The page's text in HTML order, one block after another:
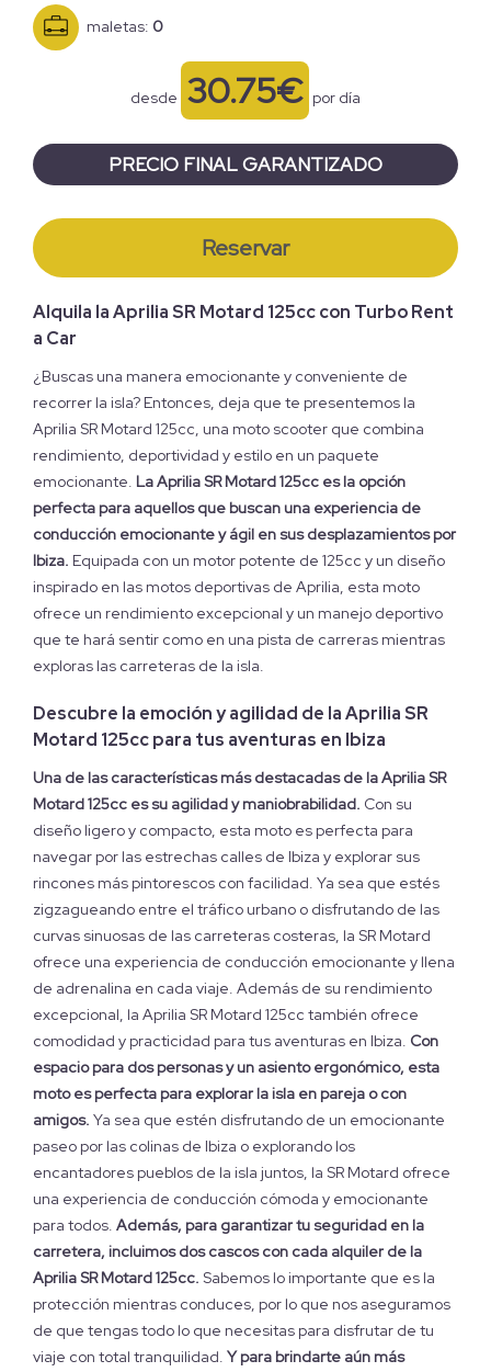
maletas: 0
desde 30.75€ por día
PRECIO FINAL GARANTIZADO
Reservar
Alquila la Aprilia SR Motard 125cc con Turbo Rent
a Car
¿Buscas una manera emocionante y conveniente de
recorrer la isla? Entonces, deja que te presentemos la
Aprilia SR Motard 125cc, una moto scooter que combina
rendimiento, deportividad y estilo en un paquete
emocionante. La Aprilia SR Motard 125cc es la opción
perfecta para aquellos que buscan una experiencia de
conducción emocionante y ágil en sus desplazamientos por
Ibiza. Equipada con un motor potente de 125cc y un diseño
inspirado en las motos deportivas de Aprilia, esta moto
ofrece un rendimiento excepcional y un manejo deportivo
que te hará sentir como en una pista de carreras mientras
exploras las carreteras de la isla.
Descubre la emoción y agilidad de la Aprilia SR
Motard 125cc para tus aventuras en Ibiza
Una de las características más destacadas de la Aprilia SR
Motard 125cc es su agilidad y maniobrabilidad. Con su
diseño ligero y compacto, esta moto es perfecta para
navegar por las estrechas calles de Ibiza y explorar sus
rincones más pintorescos con facilidad. Ya sea que estés
zigzagueando entre el tráfico urbano o disfrutando de las
curvas sinuosas de las carreteras costeras, la SR Motard
ofrece una experiencia de conducción emocionante y llena
de adrenalina en cada viaje. Además de su rendimiento
excepcional, la Aprilia SR Motard 125cc también ofrece
comodidad y practicidad para tus aventuras en Ibiza. Con
espacio para dos personas y un asiento ergonómico, esta
moto es perfecta para explorar la isla en pareja o con
amigos. Ya sea que estén disfrutando de un emocionante
paseo por las colinas de Ibiza o explorando los
encantadores pueblos de la isla juntos, la SR Motard ofrece
una experiencia de conducción cómoda y emocionante
para todos. Además, para garantizar tu seguridad en la
carretera, incluimos dos cascos con cada alquiler de la
Aprilia SR Motard 125cc. Sabemos lo importante que es la
protección mientras conduces, por lo que nos aseguramos
de que tengas todo lo que necesitas para disfrutar de tu
viaje con total tranquilidad. Y para brindarte aún más